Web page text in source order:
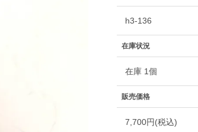
h3-136
在庫状況
在庫 1個
販売価格
7,700円(税込)